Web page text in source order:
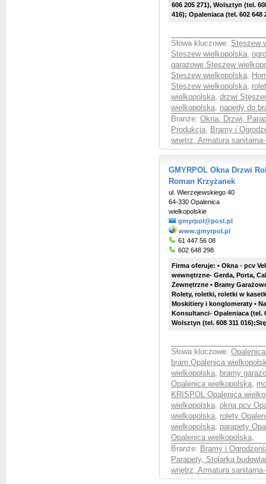
606 205 271), Wolsztyn (tel.
416); Opaleniaca (tel. 602 648
Słowa kluczowe: Stęszew
Stęszew wielkopolska,
garażowe Stęszew
Stęszew wielkopolska,
Stęszew wielkopolska,
wielkopolska, drzwi
wielkopolska, napędy do
Branże: Okna, Drzwi,
Produkcja, Bramy i
wnętrz, Armatura
GMYRPOL Okna Drzwi
Roman Krzyżanek
ul. Wierzejewskiego 40
64-330 Opalenica
wielkopolskie
gmyrpol@post.pl
www.gmyrpol.pl
61 447 56 08
602 648 298
Firma oferuje: • Okna - pcv
wewnętrzne- Gerda, Porta,
Zewnętrzne • Bramy
Rolety, roletki, roletki w
Moskitiery i konglomeraty •
Konsultanci- Opaleniaca (tel.
Wolsztyn (tel. 608 311
Słowa kluczowe:
bram Opalenica
wielkopolska, bramy
Opalenica wielkopolska,
KRISPOL Opalenica
wielkopolska, okna pcv
wielkopolska, rolety
wielkopolska, parapety
Opalenica wielkopolska,
Branże: Bramy i
Parapety, Stolarka
wnętrz, Armatura